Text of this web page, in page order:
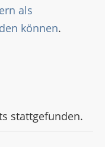
als
können.
stattgefunden.